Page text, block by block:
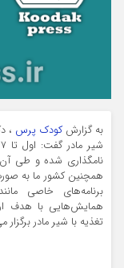
به گزارشکودک پرس ،
نامگذاری شده و طی آن
همچنین کشور ما به
برنامه‌های خاصی
همایش‌هایی با هدف
تغذیه با شیر مادر